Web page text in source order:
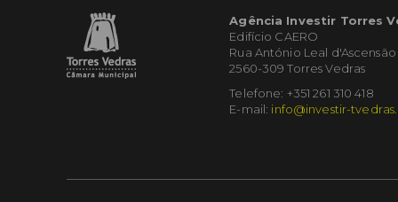
Agência Investir Torres
Edifício CAERO
Rua António Leal d'Ascensão
2560-309 Torres Vedras
Telefone: +351 261 310 418
E-mail: info@investir-